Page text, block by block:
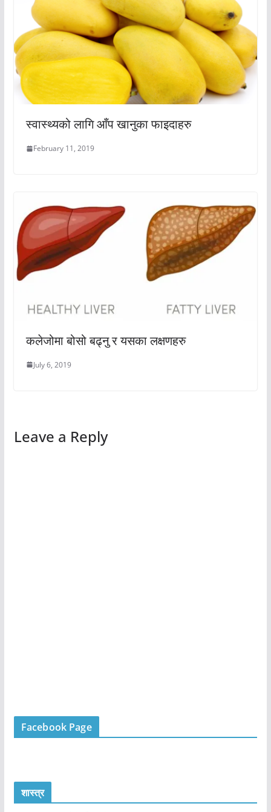
स्वास्थ्यको लागि आँप खानुका फाइदाहरु
February 11, 2019
कलेजोमा बोसो बढ्नु र यसका लक्षणहरु
July 6, 2019
Leave a Reply
Facebook Page
शास्त्र